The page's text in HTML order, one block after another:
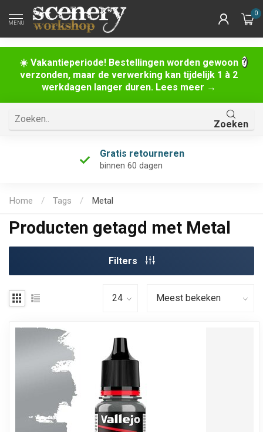
☀️ Vakantieperiode! Bestellingen worden gewoon
verzonden, maar de verwerking kan tijdelijk 1 à 2
werkdagen langer duren. Lees meer →
MENU
0
Zoeken
Gratis retourneren
binnen 60 dagen
Home / Tags / Metal
Producten getagd met Metal
Filters